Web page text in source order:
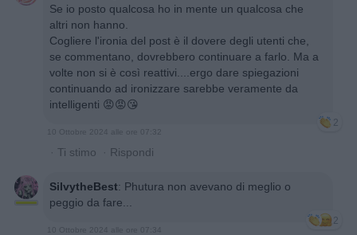
Se io posto qualcosa ho in mente un qualcosa che
altri non hanno.
Cogliere l'ironia del post è il dovere degli utenti che,
se commentano, dovrebbero continuare a farlo. Ma a
volte non si è così reattivi....ergo dare spiegazioni
continuando ad ironizzare sarebbe veramente da
intelligenti 😡😡😘
2
10 Ottobre 2024 alle ore 07:32
· Ti stimo · Rispondi
SilvytheBest: Phutura non avevano di meglio o
peggio da fare...
2
10 Ottobre 2024 alle ore 07:34